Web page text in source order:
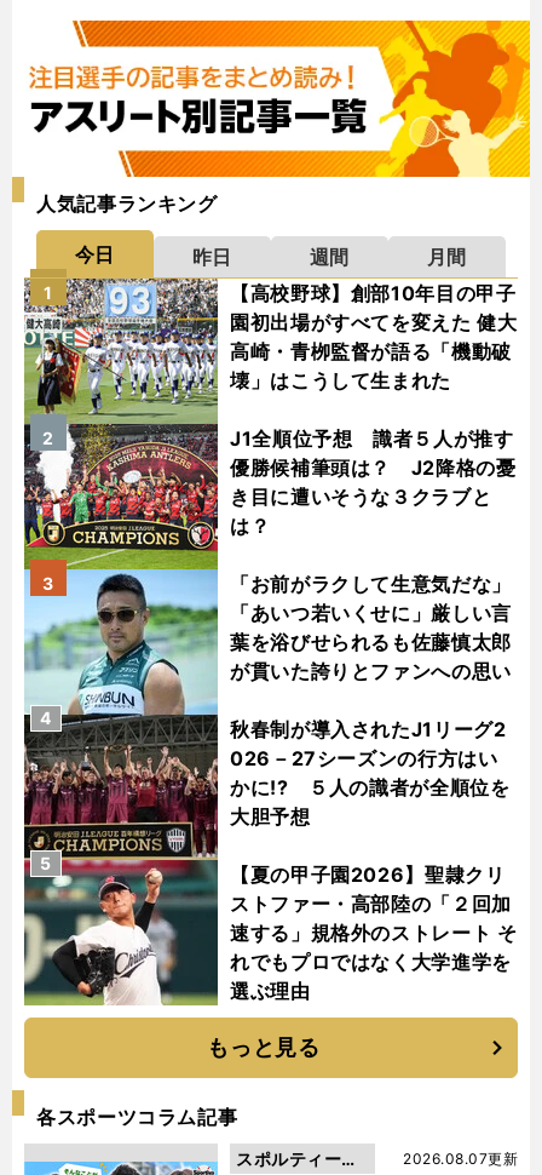
人気記事ランキング
今日 昨日 週間
月間
【高校野球】創部10年目の甲子
園初出場がすべてを変えた 健大
高崎・青栁監督が語る「機動破
壊」はこうして生まれた
1
J1全順位予想 識者５人が推す
優勝候補筆頭は？ J2降格の憂
き目に遭いそうな３クラブと
は？
2
「お前がラクして生意気だな」
「あいつ若いくせに」厳しい言
葉を浴びせられるも佐藤慎太郎
が貫いた誇りとファンへの思い
3
秋春制が導入されたJ1リーグ2
026－27シーズンの行方はい
かに!? ５人の識者が全順位を
大胆予想
4
【夏の甲子園2026】聖隷クリ
ストファー・高部陸の「２回加
速する」規格外のストレート そ
れでもプロではなく大学進学を
選ぶ理由
5
もっと見る
各スポーツコラム記事
2026.08.07更新
スポルティーバ